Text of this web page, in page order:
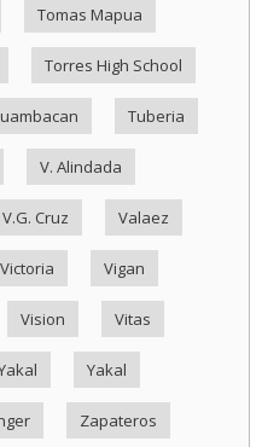
Tomas Mapua
Torres High School
Tuberia
V. Alindada
V.G. Cruz Valaez
Victoria Vigan
Vision Vitas
Yakal
Zapateros